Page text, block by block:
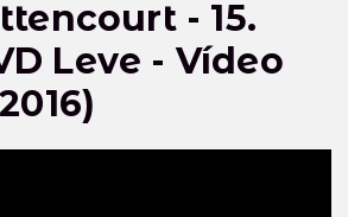
- 15.
Leve - Vídeo